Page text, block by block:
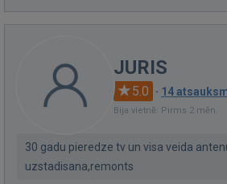
JURIS
5.0 · 14
Bija vietnē: Pirms 2 mēn.
30 gadu pieredze tv un visa veida
uzstadisana,remonts